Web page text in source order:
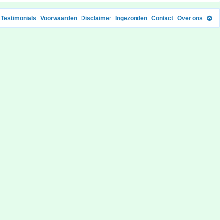
Testimonials Voorwaarden Disclaimer Ingezonden Contact Over ons